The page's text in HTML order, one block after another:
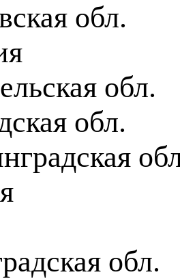
обл.
обл.
обл.
обл.